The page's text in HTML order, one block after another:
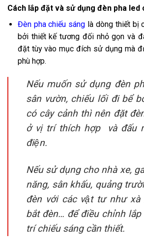
Cách lắp đặt và sử dụng đèn pha led
Đèn pha chiếu sáng là dòng thiết bị
bởi thiết kế tương đối nhỏ gọn và
đặt tùy vào mục đích sử dụng mà
phù hợp.
Nếu muốn sử dụng đèn
sân vườn, chiếu lối đi bể
có cây cảnh thì nên đặt
ở vị trí thích hợp và đấu
điện.
Nếu sử dụng cho nhà xe,
năng, sân khấu, quảng
đèn với các vật tư như xà
bắt đèn… để điều chỉnh
trí chiếu sáng cần thiết.